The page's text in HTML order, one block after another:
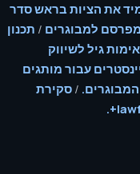
שמעמיד את הציות בראש סדר
/ תכנון
גיל לשיווק
עבור מותגים
/ סקירת